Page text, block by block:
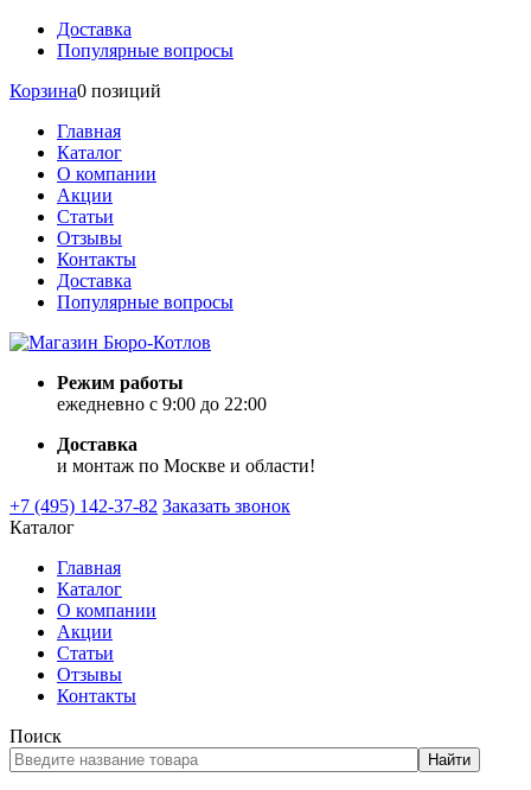
Доставка
Популярные вопросы
Корзина0 позиций
Главная
Каталог
О компании
Акции
Статьи
Отзывы
Контакты
Доставка
Популярные вопросы
Режим работы
ежедневно с 9:00 до 22:00
Доставка
и монтаж по Москве и области!
+7 (495) 142-37-82 Заказать звонок
Каталог
Главная
Каталог
О компании
Акции
Статьи
Отзывы
Контакты
Поиск
Найти